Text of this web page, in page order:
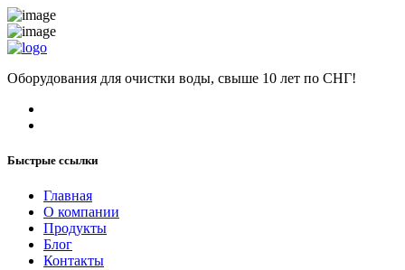
Оборудования для очистки воды, свыше 10 лет по СНГ!
Быстрые ссылки
Главная
О компании
Продукты
Блог
Контакты